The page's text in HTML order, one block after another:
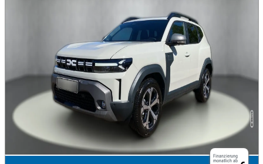
Finanzierung
monatlich ab